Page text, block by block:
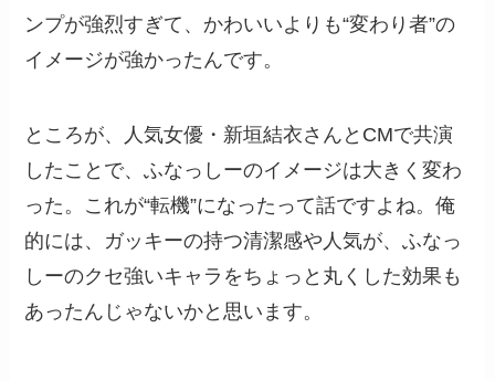
ンプが強烈すぎて、かわいいよりも“変わり者”の
イメージが強かったんです。
ところが、人気女優・新垣結衣さんとCMで共演
したことで、ふなっしーのイメージは大きく変わ
った。これが“転機”になったって話ですよね。俺
的には、ガッキーの持つ清潔感や人気が、ふなっ
しーのクセ強いキャラをちょっと丸くした効果も
あったんじゃないかと思います。